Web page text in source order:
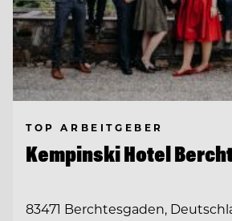
TOP ARBEITGEBER
Kempinski Hotel
83471 Berchtesgaden,